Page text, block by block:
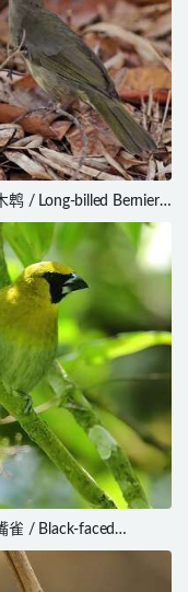
鹎 / Long-billed Bernieria
madagascariensis
雀 / Black-faced
/ Caryothraustes